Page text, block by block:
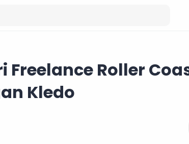
Freelance Roller
Kledo